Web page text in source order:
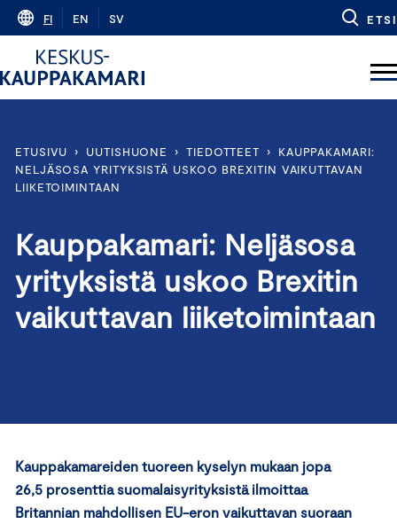
Skip
content
FI EN SV ETSI
ETUSIVU › UUTISHUONE › TIEDOTTEET ›
KAUPPAKAMARI:
NELJÄSOSA YRITYKSISTÄ USKOO BREXITIN VAIKUTTAVAN
LIIKETOIMINTAAN
Kauppakamari: Neljäsosa
yrityksistä uskoo Brexitin
vaikuttavan liiketoimintaan
Kauppakamareiden tuoreen kyselyn mukaan jopa
26,5 prosenttia suomalaisyrityksistä ilmoittaa
Britannian mahdollisen EU-eron vaikuttavan suoraan